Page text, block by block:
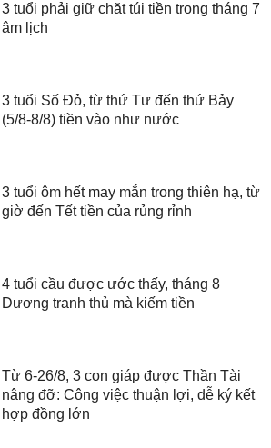
3 tuổi phải giữ chặt túi tiền trong tháng 7
âm lịch
3 tuổi Số Đỏ, từ thứ Tư đến thứ Bảy
(5/8-8/8) tiền vào như nước
3 tuổi ôm hết may mắn trong thiên hạ, từ
giờ đến Tết tiền của rủng rỉnh
4 tuổi cầu được ước thấy, tháng 8
Dương tranh thủ mà kiếm tiền
Từ 6-26/8, 3 con giáp được Thần Tài
nâng đỡ: Công việc thuận lợi, dễ ký kết
hợp đồng lớn